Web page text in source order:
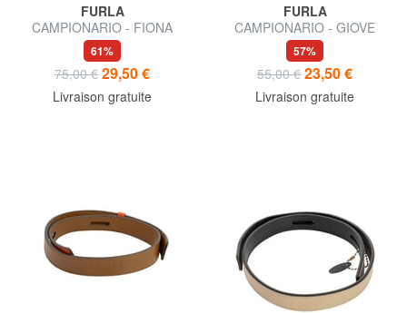
FURLA
CAMPIONARIO - FIONA
bandoulière logotée
61%
75,00 € 29,50 €
Livraison gratuite
FURLA
CAMPIONARIO - GIOVE
bandoulière en cuir
57%
55,00 € 23,50 €
Livraison gratuite